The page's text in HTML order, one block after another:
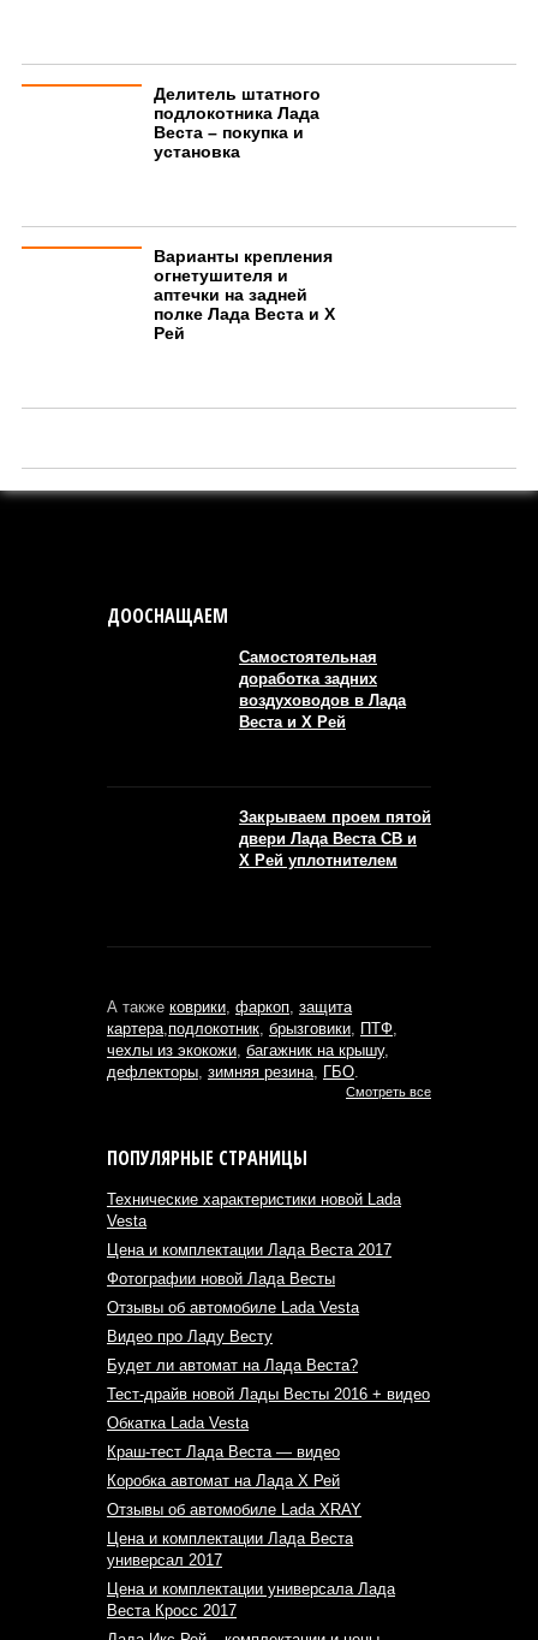
Делитель штатного
подлокотника Лада
Веста – покупка и
установка
Варианты крепления
огнетушителя и
аптечки на задней
полке Лада Веста и Х
Рей
ДООСНАЩАЕМ
Самостоятельная
доработка задних
воздуховодов в Лада
Веста и Х Рей
Закрываем проем пятой
двери Лада Веста СВ и
Х Рей уплотнителем
А также коврики фаркоп защита
картера подлокотник брызговики ПТФ
чехлы из экокожи багажник на крышу,
дефлекторы зимняя резина ГБО
Смотреть все
ПОПУЛЯРНЫЕ СТРАНИЦЫ
Технические характеристики новой Lada
Vesta
Цена и комплектации Лада Веста 2017
Фотографии новой Лада Весты
Отзывы об автомобиле Lada Vesta
Видео про Ладу Весту
Будет ли автомат на Лада Веста?
Тест-драйв новой Лады Весты 2016 + видео
Обкатка Lada Vesta
Краш-тест Лада Веста — видео
Коробка автомат на Лада Х Рей
Отзывы об автомобиле Lada XRAY
Цена и комплектации Лада Веста
универсал 2017
Цена и комплектации универсала Лада
Веста Кросс 2017